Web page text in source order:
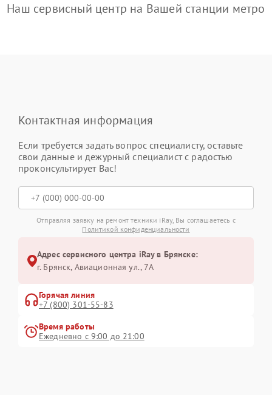
Наш сервисный центр на Вашей станции метро
Контактная информация
Если требуется задать вопрос специалисту, оставьте
свои данные и дежурный специалист с радостью
проконсультирует Вас!
Отправляя заявку на ремонт техники iRay, Вы соглашаетесь с
Политикой конфиденциальности
Адрес сервисного центра iRay в Брянске:
г. Брянск, Авиационная ул., 7А
Горячая линия
+7 (800) 301-55-83
Время работы
Ежедневно с 9:00 до 21:00